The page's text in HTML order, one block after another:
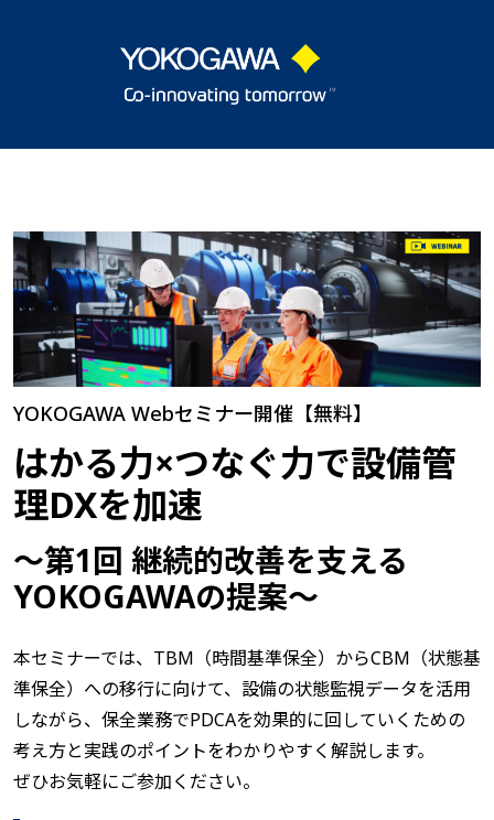
YOKOGAWA Webセミナー開催【無料】
はかる力×つなぐ力で設備管
理DXを加速
～第1回 継続的改善を支える
YOKOGAWAの提案～
本セミナーでは、TBM（時間基準保全）からCBM（状態基
準保全）への移行に向けて、設備の状態監視データを活用
しながら、保全業務でPDCAを効果的に回していくための
考え方と実践のポイントをわかりやすく解説します。
ぜひお気軽にご参加ください。